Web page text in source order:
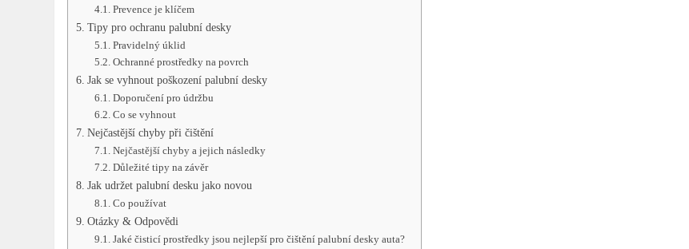
Prevence je klíčem
Tipy pro ochranu palubní desky
Pravidelný úklid
Ochranné prostředky na povrch
Jak se vyhnout poškození palubní desky
Doporučení pro údržbu
Co se vyhnout
Nejčastější chyby při čištění
Nejčastější chyby a jejich následky
Důležité tipy na závěr
Jak udržet palubní desku jako novou
Co používat
Otázky & Odpovědi
Jaké čisticí prostředky jsou nejlepší pro čištění palubní desky auta?